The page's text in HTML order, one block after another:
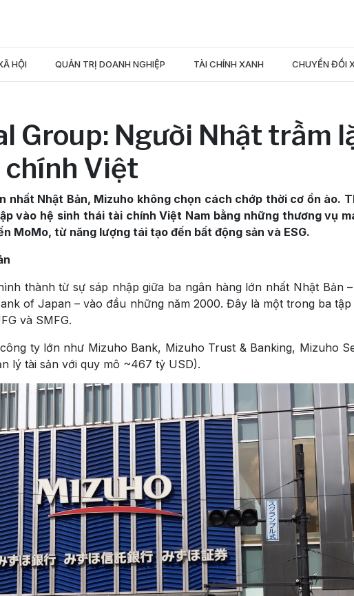
HỘI QUẢN TRỊ DOANH NGHIỆP TÀI CHÍNH XANH CHUYỂN ĐỔI
Group: Người Nhật trầm
Việt
nhất Nhật Bản, Mizuho không chọn cách chớp thời cơ ồn ào.
vào hệ sinh thái tài chính Việt Nam bằng những thương vụ
MoMo, từ năng lượng tái tạo đến bất động sản và ESG.
thành từ sự sáp nhập giữa ba ngân hàng lớn nhất Nhật Bản
of Japan – vào đầu những năm 2000. Đây là một trong ba
và SMFG.
ty lớn như Mizuho Bank, Mizuho Trust & Banking, Mizuho
lý tài sản với quy mô ~467 tỷ USD).